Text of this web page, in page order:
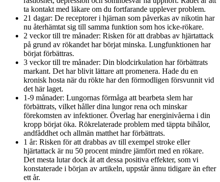
ta kontakt med läkare om du fortfarande upplever problem.
21 dagar: De receptorer i hjärnan som påverkas av nikotin har
nu återhämtat sig till samma funktion som hos icke-rökare.
2 veckor till tre månader: Risken för att drabbas av hjärtattack
på grund av rökandet har börjat minska. Lungfunktionen har
börjat förbättras.
3 veckor till tre månader: Din blodcirkulation har förbättrats
markant. Det har blivit lättare att promenera. Hade du en
kronisk hosta när du rökte har den förmodligen försvunnit vid
det här laget.
1-9 månader: Lungornas förmåga att bearbeta slem har
förbättrats, vilket håller dina lungor rena och minskar
förekomsten av infektioner. Överlag har energinivåerna i din
kropp börjat öka. Rökrelaterade problem med täppta bihålor,
andfåddhet och allmän matthet har förbättrats.
1 år: Risken för att drabbas av till exempel stroke eller
hjärtattack är nu 50 procent mindre jämfört med en rökare.
Det mesta lutar dock åt att dessa positiva effekter, som vi
konstaterade i början av artikeln, uppstår ännu tidigare än efter
ett år.